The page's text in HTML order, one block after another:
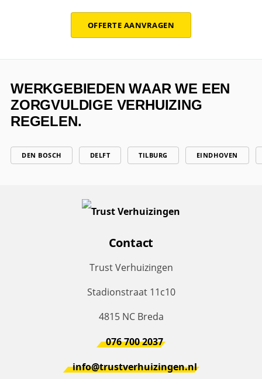
OFFERTE AANVRAGEN
WERKGEBIEDEN WAAR WE EEN
ZORGVULDIGE VERHUIZING
REGELEN.
DEN BOSCH DELFT TILBURG EINDHOVEN
Contact
Trust Verhuizingen
Stadionstraat 11c10
4815 NC Breda
076 700 2037
info@trustverhuizingen.nl